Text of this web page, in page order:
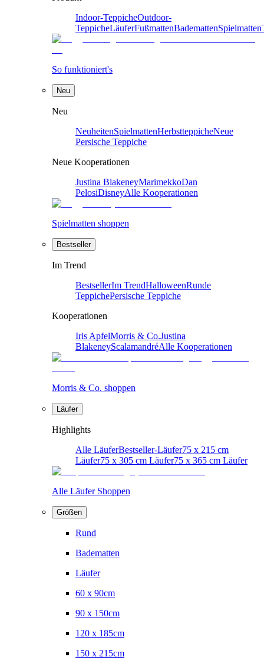
Indoor-TeppicheOutdoor-
TeppicheLäuferFußmattenBademattenSpielmatten
So funktioniert's
Neu
Neu
NeuheitenSpielmattenHerbstteppicheNeue
Persische Teppiche
Neue Kooperationen
Justina BlakeneyMarimekkoDan
PelosiDisneyAlle Kooperationen
Spielmatten shoppen
Bestseller
Im Trend
BestsellerIm TrendHalloweenRunde
TeppichePersische Teppiche
Kooperationen
Iris ApfelMorris & Co.Justina
BlakeneyScalamandréAlle Kooperationen
Morris & Co. shoppen
Läufer
Highlights
Alle LäuferBestseller-Läufer75 x 215 cm
Läufer75 x 305 cm Läufer75 x 365 cm Läufer
Alle Läufer Shoppen
Größen
Rund
Badematten
Läufer
60 x 90cm
90 x 150cm
120 x 185cm
150 x 215cm